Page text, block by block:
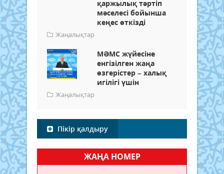
қаржылық тәртіп
мәселесі бойынша
кеңес өткізді
Жаңалықтар
МӘМС жүйесіне
енгізілген жаңа
өзгерістер – халық
игілігі үшін
Жаңалықтар
Пікір қалдыру
ЖАҢА НОМЕР